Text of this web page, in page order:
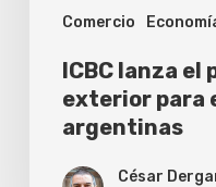
Comercio
argentinas
ICBC lanza el
exterior para
argentinas
César